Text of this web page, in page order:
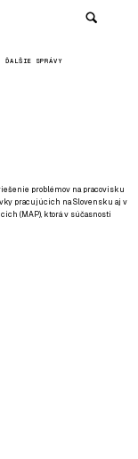
ĎALŠIE SPRÁVY
problémov na pracovisku
pracujúcich na Slovensku aj v
(MAP), ktorá v súčasnosti